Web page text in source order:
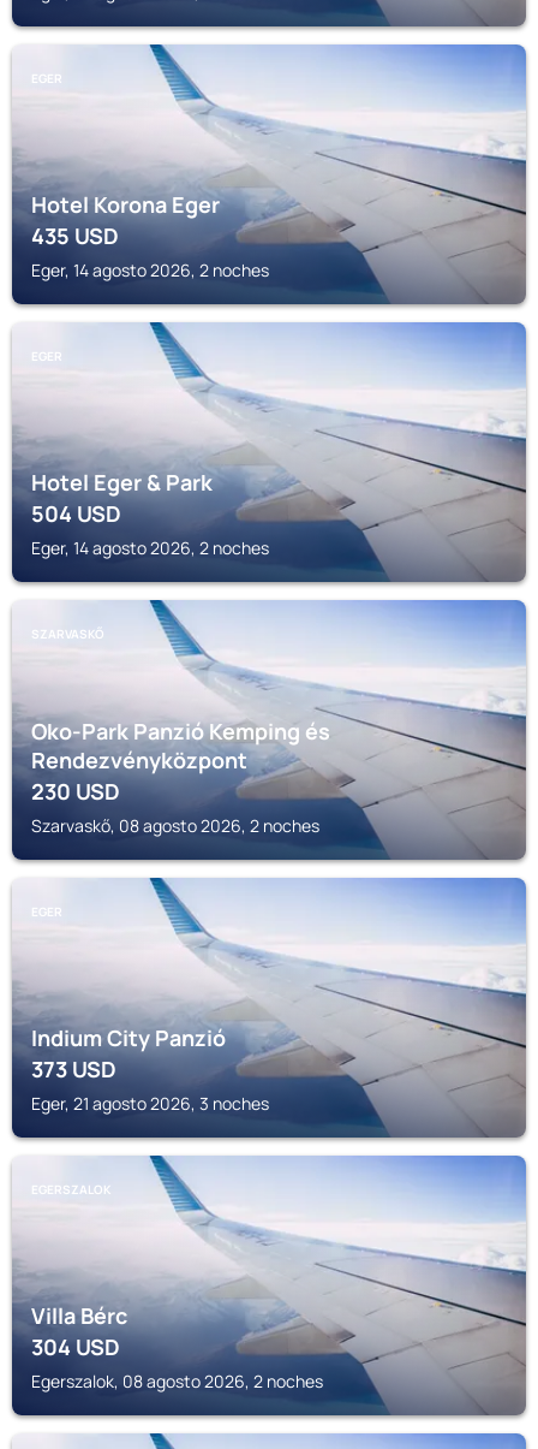
EGER
Hotel Korona Eger
435USD
Eger, 14 agosto 2026, 2 noches
EGER
Hotel Eger & Park
504USD
Eger, 14 agosto 2026, 2 noches
SZARVASKŐ
Oko-Park Panzió Kemping és
Rendezvényközpont
230USD
Szarvaskő, 08 agosto 2026, 2 noches
EGER
Indium City Panzió
373USD
Eger, 21 agosto 2026, 3 noches
EGERSZALOK
Villa Bérc
304USD
Egerszalok, 08 agosto 2026, 2 noches